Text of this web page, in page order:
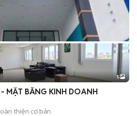
5
MẶT BẰNG KINH DOANH
thiện cơ bản